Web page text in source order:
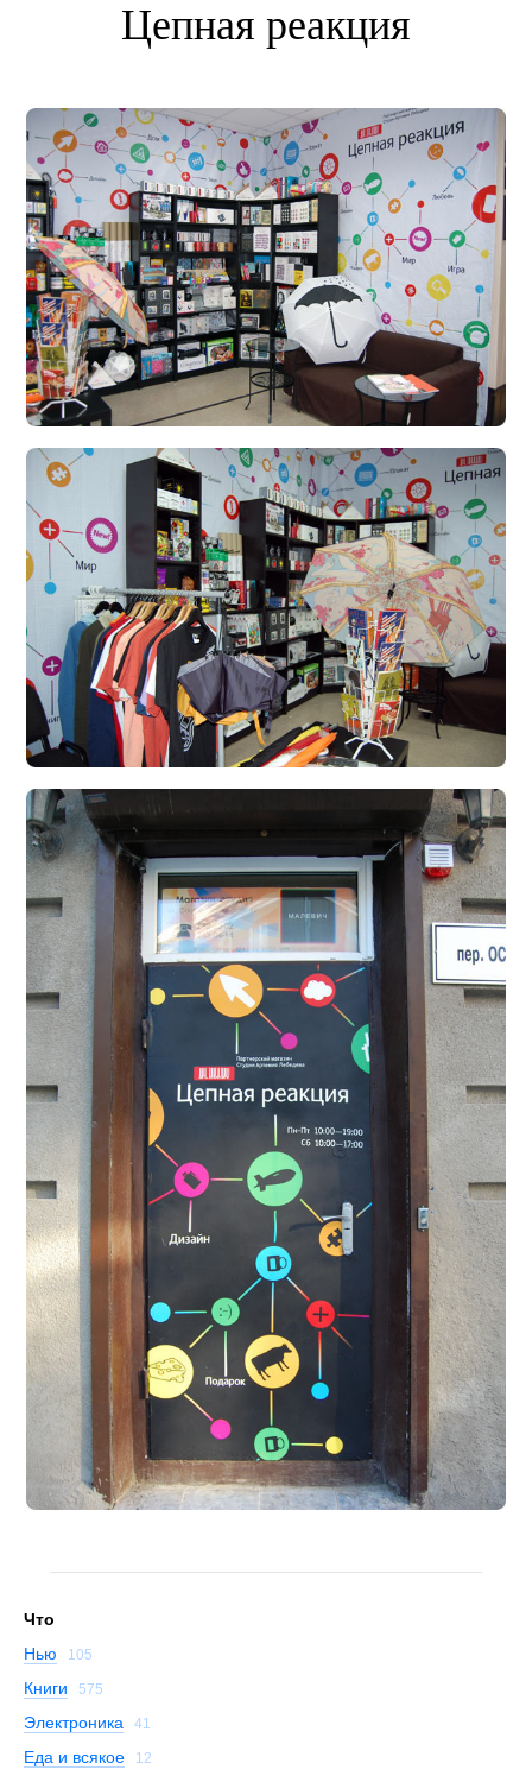
Цепная реакция
Что
Нью
105
Книги 575
Электроника 41
Еда и всякое 12